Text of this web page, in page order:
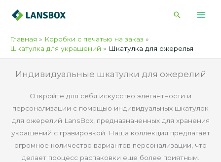
Поиск
Главная
Коробки с печатью на заказ
Шкатулка для украшений
Шкатулка для ожерелья
Индивидуальные шкатулки для ожерелий
Откройте для себя искусство элегантности и
персонализации с помощью индивидуальных шкатулок
для ожерелий LansBox, предназначенных для хранения
украшений с гравировкой. Наша коллекция предлагает
огромное количество вариантов персонализации, что
делает процесс распаковки еще более приятным.